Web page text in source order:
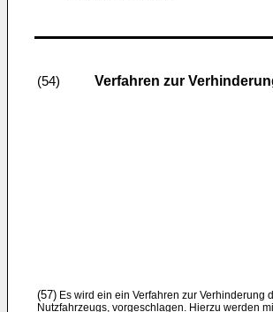
(54) Verfahren zur
(57) Es wird ein ein Verfahren zur
Nutzfahrzeugs, vorgeschlagen. Hierzu werden